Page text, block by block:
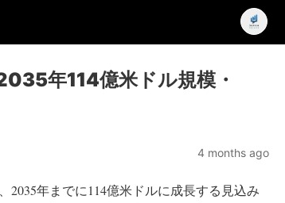
年114億米ドル規模・
4 months ago
2035年までに114億米ドルに成長する見込み